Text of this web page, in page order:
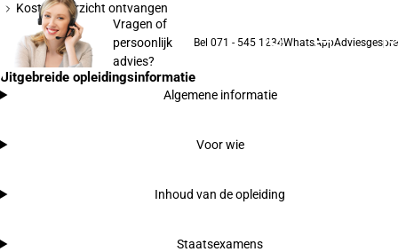
Kostenoverzicht ontvangen
Vragen of
persoonlijk
advies?
Bel 071 - 545 1234WhatsApp
Uitgebreide opleidingsinformatie
Algemene informatie
Voor wie
Inhoud van de opleiding
Staatsexamens